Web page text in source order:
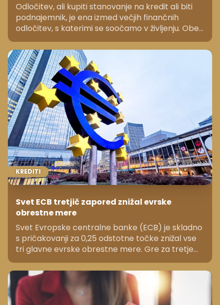
Odločitev, ali kupiti stanovanje na kredit ali biti
podnajemnik, je ena izmed večjih finančnih
odločitev, s katerimi se soočamo v življenju. Obe
možnosti imata svoje prednosti in slabosti, ki jih
moramo skrbno pretehtati glede na našo
finančno situacijo, življenjski slog in dolgoročne
cilje.
KREDITI
Svet ECB tretjič zapored znižal evrske
obrestne mere
Svet Evropske centralne banke (ECB) je skladno
s pričakovanji za 0,25 odstotne točke znižal vse
tri glavne evrske obrestne mere. Gre za tretje
zaporedno znižanje evrskih obrestnih mer in
četrti rez vanje od junijskega obrata v denarni
politiki.